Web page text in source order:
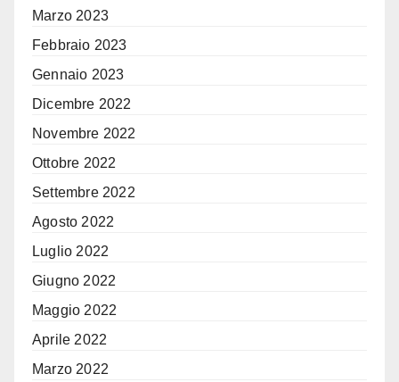
Marzo 2023
Febbraio 2023
Gennaio 2023
Dicembre 2022
Novembre 2022
Ottobre 2022
Settembre 2022
Agosto 2022
Luglio 2022
Giugno 2022
Maggio 2022
Aprile 2022
Marzo 2022